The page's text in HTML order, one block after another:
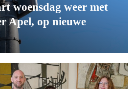
woensdag weer met
Apel, op nieuwe